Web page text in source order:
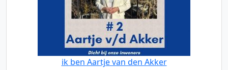
ik ben Aartje van den Akker